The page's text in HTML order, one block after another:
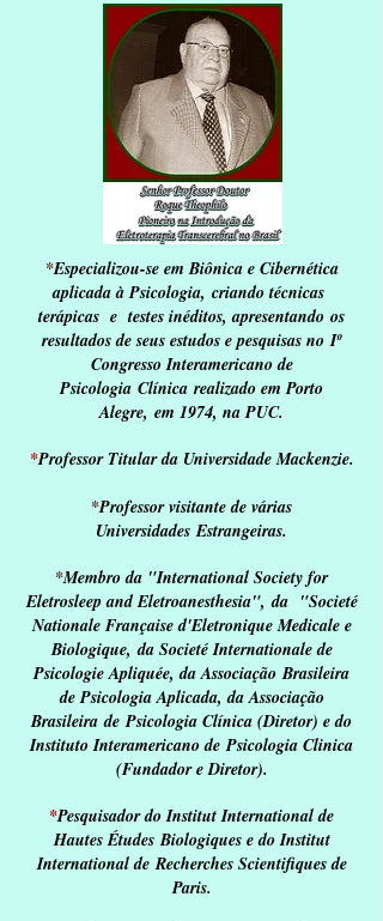
*Especializou-se em Biônica e Cibernética
aplicada à Psicologia, criando técnicas
terápicas e testes inéditos, apresentando os
resultados de seus estudos e pesquisas noIº
Congresso Interamericano de
Psicologia Clínica realizado em Porto
Alegre, em 1974, na PUC.
*Professor Titular da Universidade Mackenzie.
*Professor visitante de várias
UniversidadesEstrangeiras.
*Membro da "International Society for
Eletrosleep and Eletroanesthesia",da "Societé
Nationale Française d'Eletronique Medicale e
Biologique,da Societé Internationale de
Psicologie Apliquée, da AssociaçãoBrasileira
de Psicologia Aplicada, da Associação
Brasileira dePsicologia Clínica (Diretor) e do
Instituto Interamericano dePsicologia Clinica
(Fundador e Diretor).
*Pesquisador do Institut International de
Hautes ÉtudesBiologiques e do Institut
International deRecherches Scientifiques de
Paris.